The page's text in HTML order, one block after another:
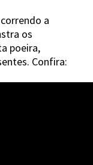
a
os
poeira,
Confira: